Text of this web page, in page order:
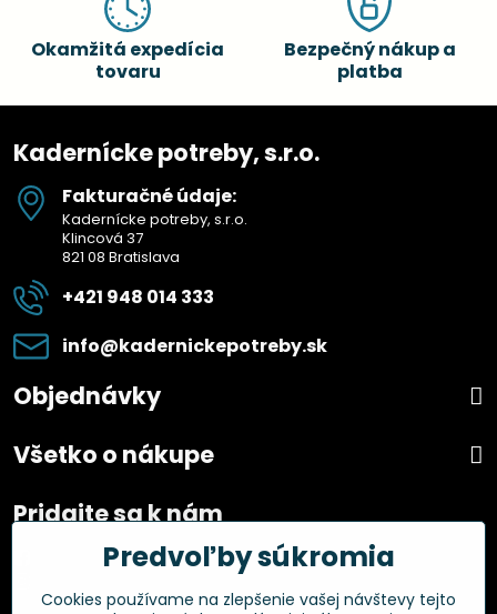
Okamžitá expedícia
tovaru
Bezpečný nákup a
platba
Kadernícke potreby, s.r.o.
Fakturačné údaje:
Kadernícke potreby, s.r.o.
Klincová 37
821 08 Bratislava
+421 948 014 333
info​@kadernickepotreby​.sk
Objednávky
Všetko o nákupe
Pridajte sa k nám
FacebookPredvoľby súkromia
Cookies používame na zlepšenie vašej návštevy tejto